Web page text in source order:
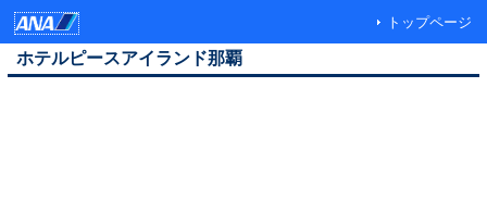
トップページ
ホテルピースアイランド那覇